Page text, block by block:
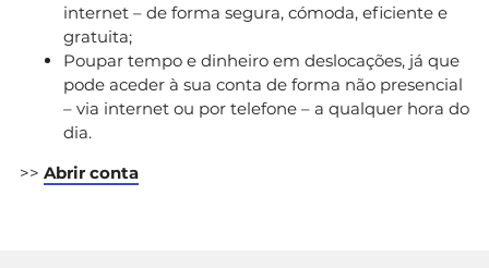
internet – de forma segura, cómoda, eficiente e
gratuita;
Poupar tempo e dinheiro em deslocações, já que
pode aceder à sua conta de forma não presencial
– via internet ou por telefone – a qualquer hora do
dia.
>> Abrir conta